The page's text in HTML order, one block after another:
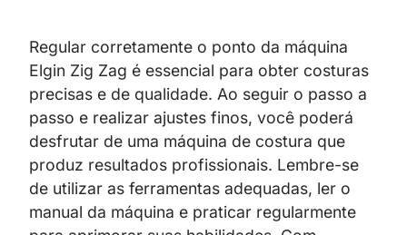
Regular corretamente o ponto da máquina
Elgin Zig Zag é essencial para obter costuras
precisas e de qualidade. Ao seguir o passo a
passo e realizar ajustes finos, você poderá
desfrutar de uma máquina de costura que
produz resultados profissionais. Lembre-se
de utilizar as ferramentas adequadas, ler o
manual da máquina e praticar regularmente